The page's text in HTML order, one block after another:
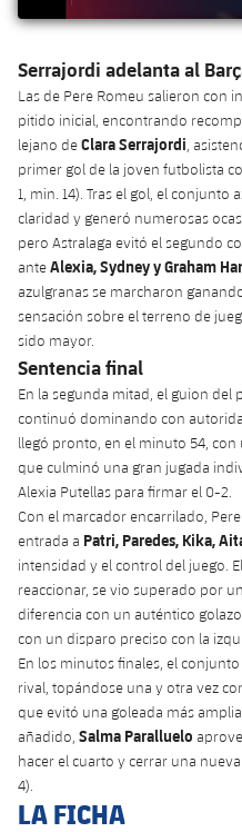
Barça Cafe
Ciutat Esportiva
La Masia
plusicon
más
Servicios
Servicios Médicos
Accesibilidad
plusicon
más
Acreditaciones
Instalaciones
SUB9 A
SUB9 B
SUB8 A
SUB8 B
Historia
Palmarés
Jugadores
Fotos
Historia
Palmarés
Clasificaciones
Jugadores
Fotos
Cadete A
Cadete B
Infantil A
Infantil B
Primer equipo
plusicon
más
Actualidad
Calendario
Entradas
Resultados
Clasificaciones
Jugadors
Fotos
Palmarés
Historia
Barça Atlètic
Actualidad
Calendario
Resultados
Jugadores
Clasificaciones
Base
plusicon
más
Actualidad
Juvenil
Cadete
Infantil
Alevín
Campus Verano
PLUSICON
MÁS
Primer equipo
plusicon
más
Actualidad
Calendario
Entradas
Resultados
Clasificaciones
Jugadores
Fotos
Historia
Palmarés
Barça Atlètic
plusicon
más
Actualidad
Calendario
Resultados
Jugadores
Clasificaciones
Base
plusicon
más
Actualidad
Barça C
Junior
Juvenil
Infantil
Alevín
Campus Verano
PLUSICON
MÁS
Información general
plusicon
más
Noticias
Atletismo
plusicon
más
Actualidad
Baloncesto en silla
plusicon
más
Hockey sobre hielo
plusicon
más
Serrajordi adelanta al
Las de Pere Romeu salieron con
pitido inicial, encontrando
lejano deClara Serrajordi ,
primer gol de la joven futbolista
1, min. 14). Tras el gol, el
claridad y generó numerosas
pero Astralaga evitó el segundo
anteAlexia, Sydney y Graham
azulgranas se marcharon
sensación sobre el terreno de
sido mayor.
Sentencia final
En la segunda mitad, el guion del
continuó dominando con
llegó pronto, en el minuto 54,
que culminó una gran jugada
Alexia Putellas para firmar el 0-2.
Con el marcador encarrilado,
entrada a Patri, Paredes, Kika,
intensidad y el control del juego.
reaccionar, se vio superado por
diferencia con un auténtico
con un disparo preciso con la
En los minutos finales, el
rival, topándose una y otra vez
que evitó una goleada más
añadido, Salma Paralluelo
hacer el cuarto y cerrar una
4).
LA FICHA